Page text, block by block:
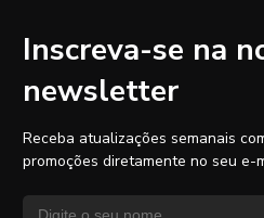
Inscreva-se na
newsletter
Receba atualizações semanais
promoções diretamente no seu e-
Nome
Endereço de e-mail